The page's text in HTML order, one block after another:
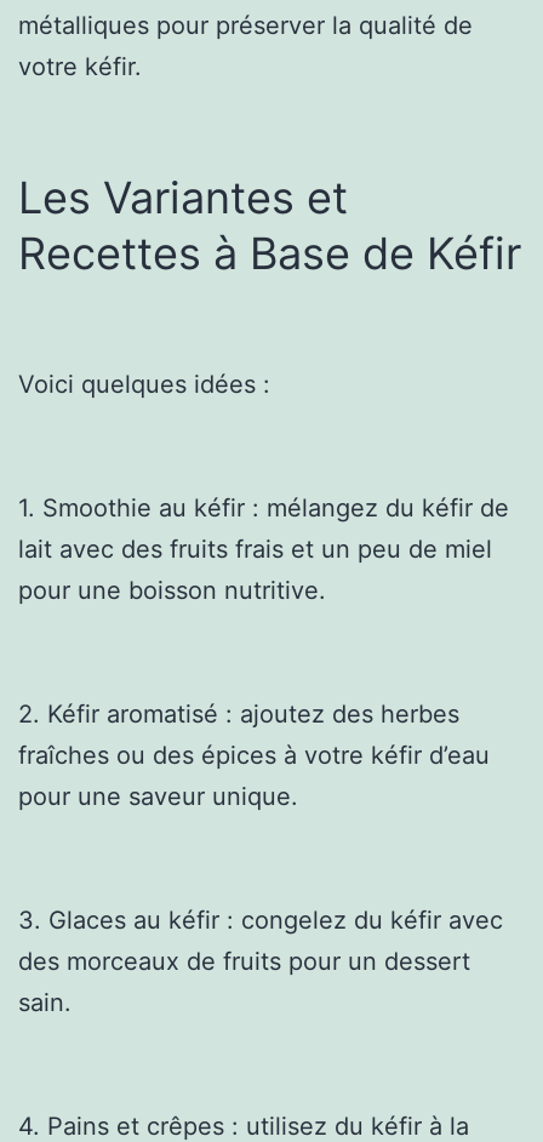
métalliques pour préserver la qualité de
votre kéfir.
Les Variantes et
Recettes à Base de Kéfir
Voici quelques idées :
1. Smoothie au kéfir : mélangez du kéfir de
lait avec des fruits frais et un peu de miel
pour une boisson nutritive.
2. Kéfir aromatisé : ajoutez des herbes
fraîches ou des épices à votre kéfir d’eau
pour une saveur unique.
3. Glaces au kéfir : congelez du kéfir avec
des morceaux de fruits pour un dessert
sain.
4. Pains et crêpes : utilisez du kéfir à la